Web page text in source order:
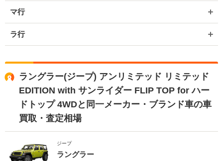
マ行
ラ行
ラングラー(ジープ) アンリミテッド リミテッド
EDITION with サンライダー FLIP TOP for ハー
ドトップ 4WDと同一メーカー・ブランド車の車
買取・査定相場
ジープ
ラングラー